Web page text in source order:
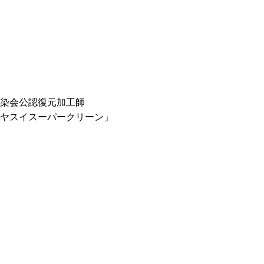
会公認復元加工師
スイスーパークリーン」